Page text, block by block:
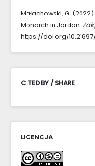
Małachowski, G.
Monarch in Jordan.
https://doi.org/
CITED BY / SHARE
LICENCJA